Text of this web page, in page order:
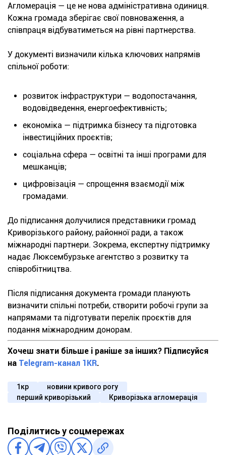
Агломерація — це не нова адміністративна одиниця.
Кожна громада зберігає свої повноваження, а
співпраця відбуватиметься на рівні партнерства.
У документі визначили кілька ключових напрямів
спільної роботи:
розвиток інфраструктури — водопостачання,
водовідведення, енергоефективність;
економіка — підтримка бізнесу та підготовка
інвестиційних проєктів;
соціальна сфера — освітні та інші програми для
мешканців;
цифровізація — спрощення взаємодії між
громадами.
До підписання долучилися представники громад
Криворізького району, районної ради, а також
міжнародні партнери. Зокрема, експертну підтримку
надає Люксембурзьке агентство з розвитку та
співробітництва.
Після підписання документа громади планують
визначити спільні потреби, створити робочі групи за
напрямами та підготувати перелік проєктів для
подання міжнародним донорам.
Хочеш знати більше і раніше за інших? Підписуйся
на Telegram-канал 1KR.
1кр
новини кривого рогу
перший криворізький
Криворізька агломерація
Поділитись у соцмережах